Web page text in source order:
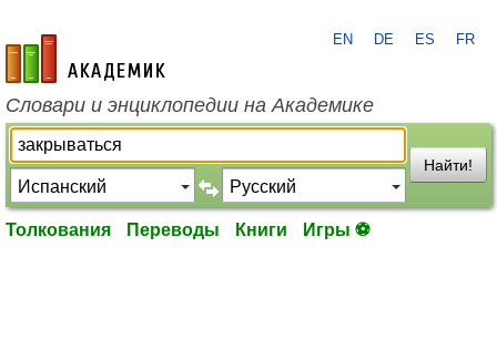
academic.ru
EN DE ES FR
Словари и энциклопедии на Академике
Найти!
Толкования Переводы Книги Игры ⚽